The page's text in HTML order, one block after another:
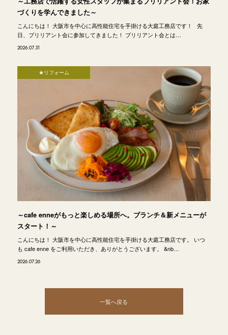
づくりを学んできました～
こんにちは！ 大阪市を中心に高性能住宅を手掛ける大庭工務店です！ 先
日、ブリリアント会に参加してきました！ ブリリアント会とは…
2026.07.31
★リフォーム
～cafe enneがもっと楽しめる場所へ。ブランチ＆新メニューが
スタート！～
こんにちは！ 大阪市を中心に高性能住宅を手掛ける大庭工務店です。 いつ
も cafe enne をご利用いただき、ありがとうございます。 &nb…
2026.07.26
一覧へ戻る